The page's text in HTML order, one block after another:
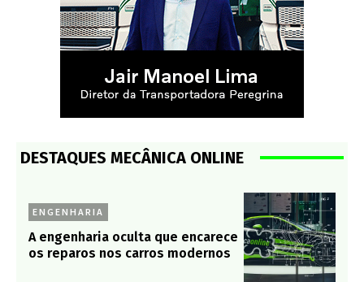
DESTAQUES MECÂNICA ONLINE
ENGENHARIA
A engenharia oculta que encarece
os reparos nos carros modernos